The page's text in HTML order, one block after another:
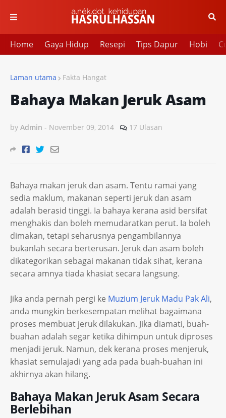
Home Gaya Hidup Resepi Tips Dapur Hobi
Laman utama Fakta Hangat
Bahaya Makan Jeruk Asam
by Admin - November 09, 2014 17 Ulasan
Bahaya makan jeruk dan asam. Tentu ramai yang
sedia maklum, makanan seperti jeruk dan asam
adalah berasid tinggi. Ia bahaya kerana asid bersifat
menghakis dan boleh memudaratkan perut. Ia boleh
dimakan, tetapi seharusnya pengambilannya
bukanlah secara berterusan. Jeruk dan asam boleh
dikategorikan sebagai makanan tidak sihat, kerana
secara amnya tiada khasiat secara langsung.
Jika anda pernah pergi ke Muzium Jeruk Madu Pak Ali,
anda mungkin berkesempatan melihat bagaimana
proses membuat jeruk dilakukan. Jika diamati, buah-
buahan adalah segar ketika dihimpun untuk diproses
menjadi jeruk. Namun, dek kerana proses menjeruk,
khasiat semulajadi yang ada pada buah-buahan ini
akhirnya akan hilang.
Bahaya Makan Jeruk Asam Secara
Berlebihan